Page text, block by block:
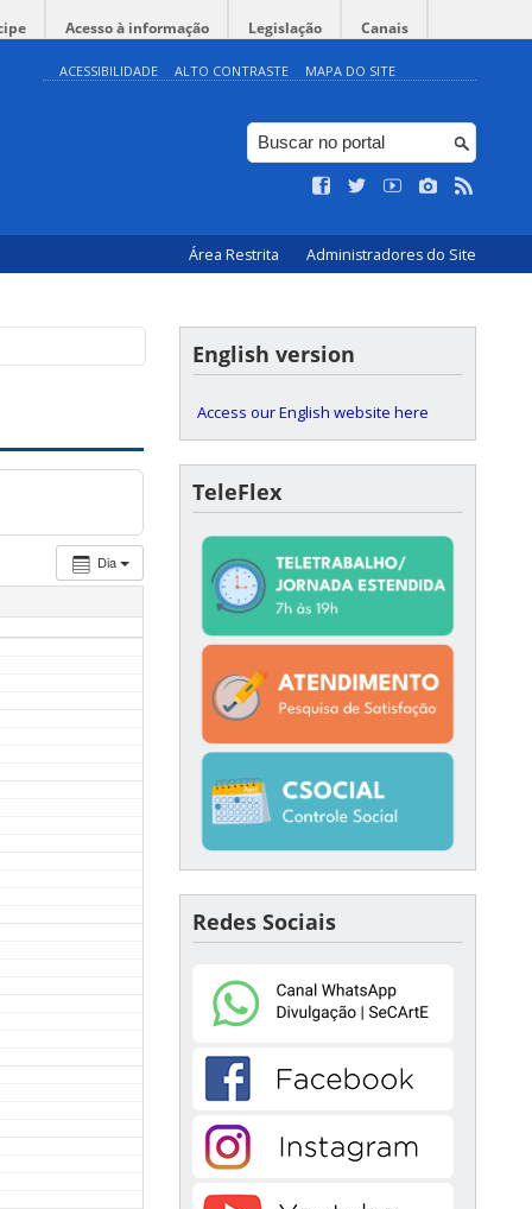
Acesso à informação Legislação Canais
ACESSIBILIDADE ALTO CONTRASTE MAPA DO SITE
Área Restrita Administradores do Site
Dia
English version
Access our English website here
TeleFlex
Redes Sociais